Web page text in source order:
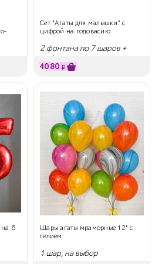
Сет "Агаты для малышки" с
цифрой на годовасию
2 фонтана по 7 шаров +
цифра
4080 ₽
на 6
Шары агаты мраморные 12" с
гелием
1 шар, на выбор